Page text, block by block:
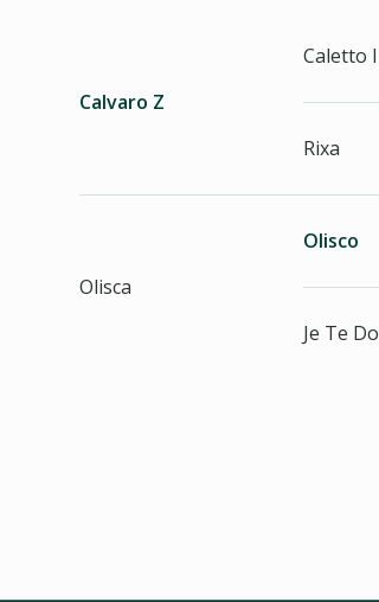
Calvaro Z
Caletto I
Rixa
Olisca
Olisco
Je Te